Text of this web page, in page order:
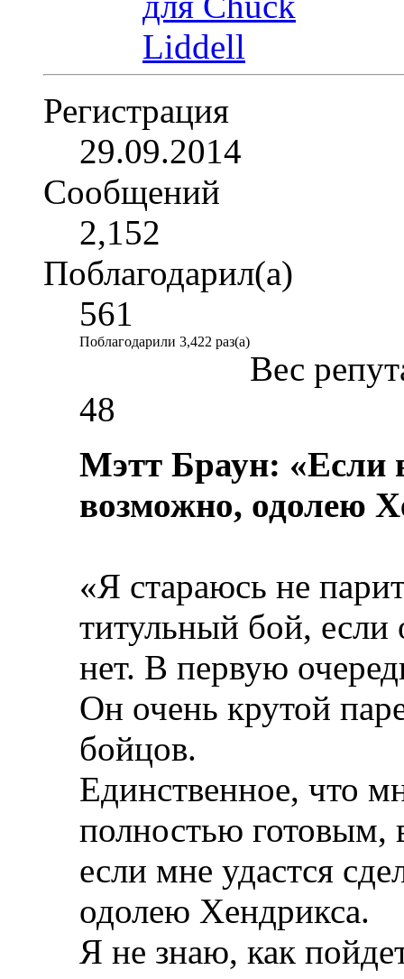
Регистрация
29.09.2014
Сообщений
2,152
Поблагодарил(а)
561
Поблагодарили 3,422 раз(а)
Вес
48
Мэтт Браун: «Если
возможно, одолею
«Я стараюсь не
титульный бой,
нет. В первую
Он очень крутой
бойцов.
Единственное, что
полностью готовым,
если мне удастся
одолею Хендрикса.
Я не знаю, как